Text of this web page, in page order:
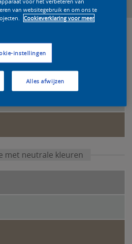
met neutrale kleuren
van websitegebruik en om ons te
Cookieverklaring voor meer
instellingen
Alles afwijzen